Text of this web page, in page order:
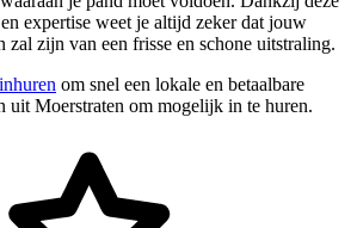
expertise weet je altijd zeker dat jouw
zijn van een frisse en schone uitstraling.
om snel een lokale en betaalbare
uit Moerstraten om mogelijk in te huren.